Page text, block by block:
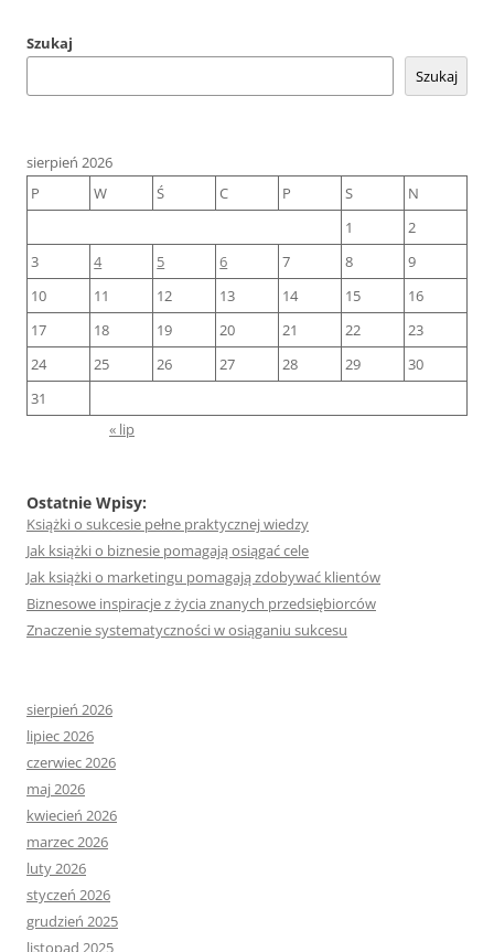
Szukaj
Szukaj
sierpień 2026
P
W Ś C P S
N
1
2
3
4 5 6 7 8
9
10
11 12 13 14 15
16
17
18 19 20 21 22
23
24
25 26 27 28 29
30
31
« lip
Ostatnie Wpisy:
Książki o sukcesie pełne praktycznej wiedzy
Jak książki o biznesie pomagają osiągać cele
Jak książki o marketingu pomagają zdobywać klientów
Biznesowe inspiracje z życia znanych przedsiębiorców
Znaczenie systematyczności w osiąganiu sukcesu
sierpień 2026
lipiec 2026
czerwiec 2026
maj 2026
kwiecień 2026
marzec 2026
luty 2026
styczeń 2026
grudzień 2025
listopad 2025